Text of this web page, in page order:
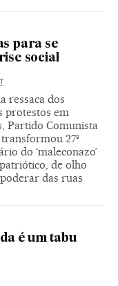
para se
social
ressaca dos
protestos em
Partido Comunista
27º
do ‘maleconazo’
de olho
das ruas
é um tabu